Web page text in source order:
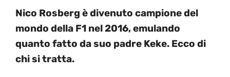
Nico Rosberg è divenuto campione del
mondo della F1 nel 2016, emulando
quanto fatto da suo padre Keke. Ecco di
chi si tratta.